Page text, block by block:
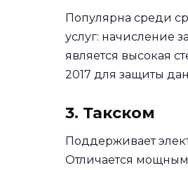
Популярна среди
услуг: начисление
является высокая
2017 для защиты
3. Такском
Поддерживает
Отличается мощным